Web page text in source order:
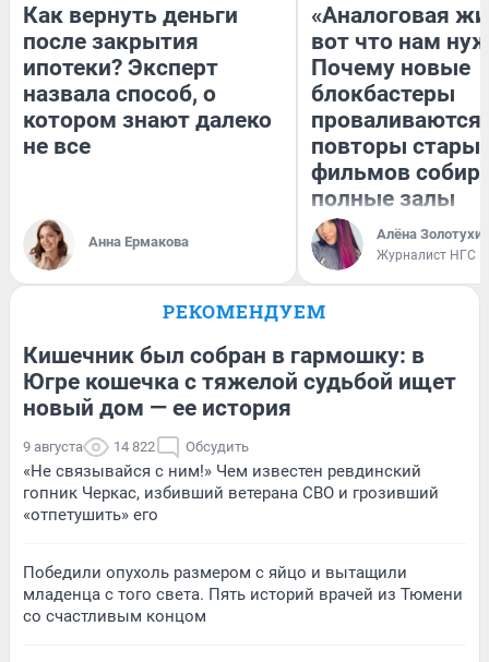
Как вернуть деньги
после закрытия
ипотеки? Эксперт
назвала способ, о
котором знают далеко
не все
Анна Ермакова
«Аналоговая
вот что нам
Почему новые
блокбастеры
повторы
фильмов
полные залы
Алёна
Журналист НГС
РЕКОМЕНДУЕМ
Кишечник был собран в гармошку: в
Югре кошечка с тяжелой судьбой ищет
новый дом — ее история
9 августа 14 822 Обсудить
«Не связывайся с ним!» Чем известен ревдинский
гопник Черкас, избивший ветерана СВО и грозивший
«отпетушить» его
Победили опухоль размером с яйцо и вытащили
младенца с того света. Пять историй врачей из Тюмени
со счастливым концом